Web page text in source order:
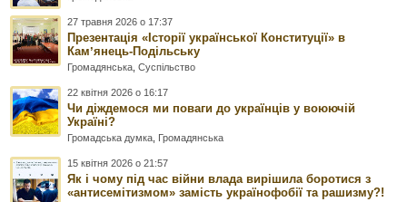
27 травня 2026 о 17:37
Презентація «Історії української Конституції» в
Камʼянець-Подільську
Громадянська ,Суспільство
22 квітня 2026 о 16:17
Чи діждемося ми поваги до українців у воюючій
Україні?
Громадська думка Громадянська
15 квітня 2026 о 21:57
Як і чому під час війни влада вирішила боротися з
«антисемітизмом» замість українофобії та рашизму?!